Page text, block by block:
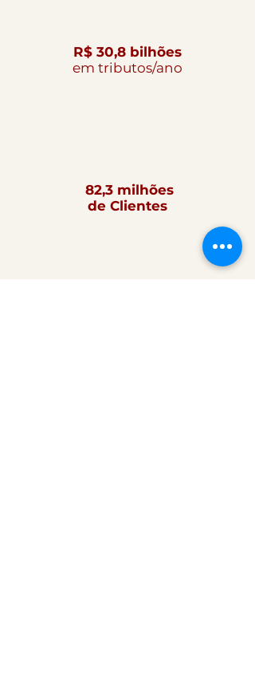
R$ 30,8 bilhões
em tributos/ano
82,3 milhões
de Clientes